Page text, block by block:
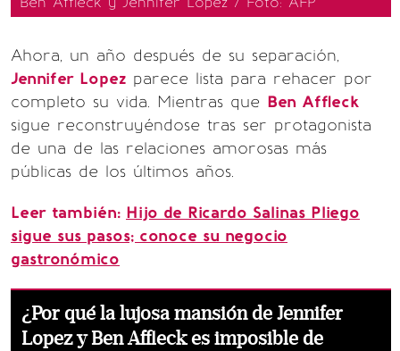
Ahora, un año después de su separación,
Jennifer Lopez parece lista para rehacer por
completo su vida. Mientras que Ben Affleck
sigue reconstruyéndose tras ser protagonista
de una de las relaciones amorosas más
públicas de los últimos años.
Leer también: Hijo de Ricardo Salinas Pliego
sigue sus pasos; conoce su negocio
gastronómico
¿Por qué la lujosa mansión de Jennifer
Lopez y Ben Affleck es imposible de